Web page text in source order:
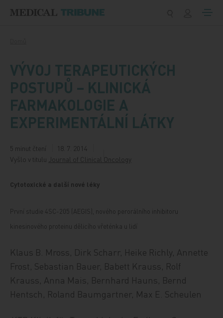
VÝVOJ TERAPEUTICKÝCH
POSTUPŮ – KLINICKÁ
FARMAKOLOGIE A
EXPERIMENTÁLNÍ LÁTKY
5 minut čtení
18. 7. 2014
Vyšlo v titulu Journal of Clinical Oncology
Cytotoxické a další nové léky
První studie 4SC-205 (AEGIS), nového perorálního inhibitoru
kinesinového proteinu dělicího vřeténka u lidí
Klaus B. Mross, Dirk Scharr, Heike Richly, Annette
Frost, Sebastian Bauer, Babett Krauss, Rolf
Krauss, Anna Mais, Bernhard Hauns, Bernd
Hentsch, Roland Baumgartner, Max E. Scheulen